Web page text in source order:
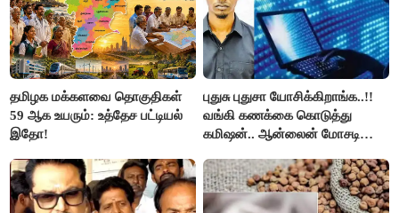
தமிழக மக்களவை தொகுதிகள்
59 ஆக உயரும்: உத்தேச பட்டியல்
இதோ!
புதுசு புதுசா யோசிக்கிறாங்க..!!
வங்கி கணக்கை கொடுத்து
கமிஷன்.. ஆன்லைன் மோசடி
கைது..!!